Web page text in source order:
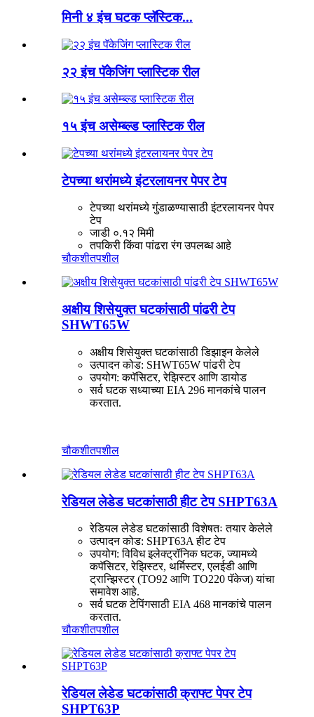
मिनी ४ इंच घटक प्लॅस्टिक...
२२ इंच पॅकेजिंग प्लास्टिक रील
१५ इंच असेम्ब्ल्ड प्लास्टिक रील
टेपच्या थरांमध्ये इंटरलायनर पेपर टेप
टेपच्या थरांमध्ये गुंडाळण्यासाठी इंटरलायनर पेपर
टेप
जाडी ०.१२ मिमी
तपकिरी किंवा पांढरा रंग उपलब्ध आहे
चौकशीतपशील
अक्षीय शिसेयुक्त घटकांसाठी पांढरी टेप
SHWT65W
अक्षीय शिसेयुक्त घटकांसाठी डिझाइन केलेले
उत्पादन कोड: SHWT65W पांढरी टेप
उपयोग: कपॅसिटर, रेझिस्टर आणि डायोड
सर्व घटक सध्याच्या EIA 296 मानकांचे पालन
करतात.
चौकशीतपशील
रेडियल लेडेड घटकांसाठी हीट टेप SHPT63A
रेडियल लेडेड घटकांसाठी विशेषतः तयार केलेले
उत्पादन कोड: SHPT63A हीट टेप
उपयोग: विविध इलेक्ट्रॉनिक घटक, ज्यामध्ये
कपॅसिटर, रेझिस्टर, थर्मिस्टर, एलईडी आणि
ट्रान्झिस्टर (TO92 आणि TO220 पॅकेज) यांचा
समावेश आहे.
सर्व घटक टेपिंगसाठी EIA 468 मानकांचे पालन
करतात.
चौकशीतपशील
रेडियल लेडेड घटकांसाठी क्राफ्ट पेपर टेप
SHPT63P